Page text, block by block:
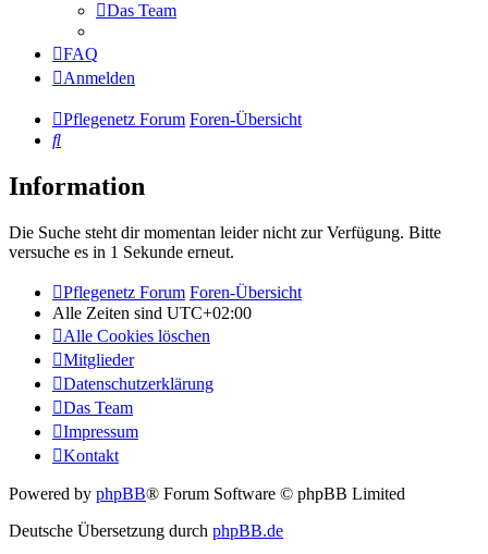
Das Team
FAQ
Anmelden
Pflegenetz Forum Foren-Übersicht
Suche
Information
Die Suche steht dir momentan leider nicht zur Verfügung. Bitte
versuche es in 1 Sekunde erneut.
Pflegenetz Forum Foren-Übersicht
Alle Zeiten sind UTC+02:00
Alle Cookies löschen
Mitglieder
Datenschutzerklärung
Das Team
Impressum
Kontakt
Powered by phpBB® Forum Software © phpBB Limited
Deutsche Übersetzung durch phpBB.de